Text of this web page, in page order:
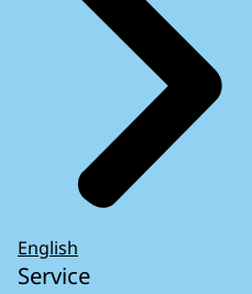
English
Service